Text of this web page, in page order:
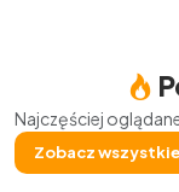
Najczęściej
Zobacz wszystkie